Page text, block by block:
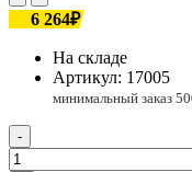
6 264₽
На складе
Артикул: 17005
-